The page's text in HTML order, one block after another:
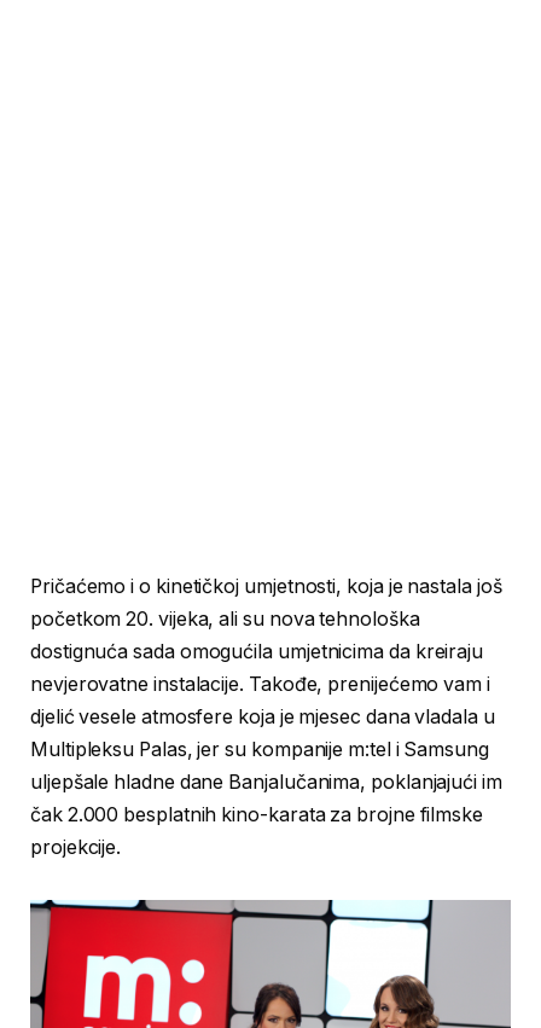
Pričaćemo i o kinetičkoj umjetnosti, koja je nastala još
početkom 20. vijeka, ali su nova tehnološka
dostignuća sada omogućila umjetnicima da kreiraju
nevjerovatne instalacije. Takođe, prenijećemo vam i
djelić vesele atmosfere koja je mjesec dana vladala u
Multipleksu Palas, jer su kompanije m:tel i Samsung
uljepšale hladne dane Banjalučanima, poklanjajući im
čak 2.000 besplatnih kino-karata za brojne filmske
projekcije.